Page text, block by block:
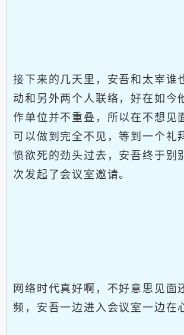
接下来的几天里，安吾和太宰谁
动和另外两个人联络，好在如今
作单位并不重叠，所以在不想见
可以做到完全不见，等到一个礼
愤欲死的劲头过去，安吾终于别
次发起了会议室邀请。
网络时代真好啊，不好意思见面
频，安吾一边进入会议室一边在